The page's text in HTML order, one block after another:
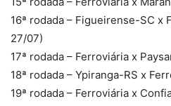
16ª rodada – Figueirense-SC x
27/07)
17ª rodada – Ferroviária x
18ª rodada – Ypiranga-RS x
19ª rodada – Ferroviária x